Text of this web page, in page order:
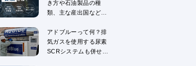
き方や石油製品の種
類、主な産出国などに
アドブルーって何？排
気ガスを使用する尿素
SCRシステムも併せて